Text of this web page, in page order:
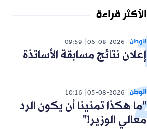
الأكثر قراءة
الوطن 06-08-2026
09:59
إعلان نتائج مسابقة الأساتذة
الوطن 05-08-2026
10:16
"ما هكذا تمنينا أن يكون الرد
معالي الوزير!"